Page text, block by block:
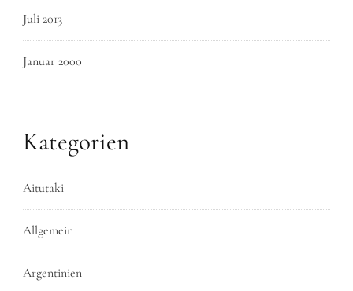
Juli 2013
Januar 2000
Kategorien
Aitutaki
Allgemein
Argentinien